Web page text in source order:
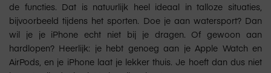
de functies. Dat is natuurlijk heel ideaal in talloze situaties,
bijvoorbeeld tijdens het sporten. Doe je aan watersport? Dan
wil je je iPhone echt niet bij je dragen. Of gewoon aan
hardlopen? Heerlijk: je hebt genoeg aan je Apple Watch en
AirPods, en je iPhone laat je lekker thuis. Je hoeft dan dus niet